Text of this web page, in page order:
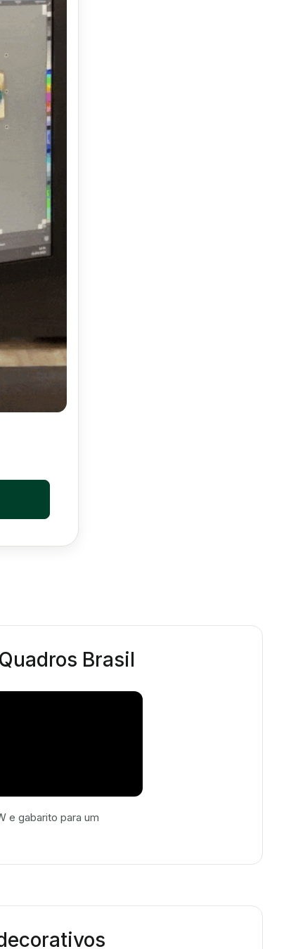
Brasil
e gabarito para um